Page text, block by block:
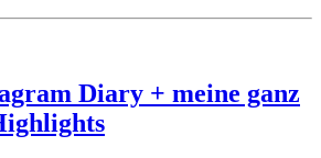
Diary + meine ganz